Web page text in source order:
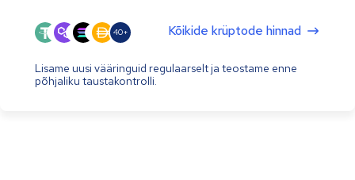
40+ Kõikide krüptode hinnad
Lisame uusi vääringuid regulaarselt ja teostame enne
põhjaliku taustakontrolli.